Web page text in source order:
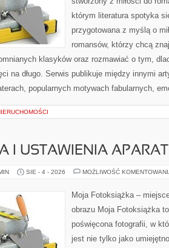
którym literatura spotyka
przygotowana z myślą o
romansów, którzy chcą
klasyków oraz rozmawiać o tym,
na długo. Serwis publikuje między innymi
popularnych motywach fabularnych,
I USTAWIENIA
SIE - 4 - 2026 MOŻLIWOŚĆ
Moja Fotoksiążka –
obrazu Moja Fotoksiążka
poświęcona fotografii, w
jest nie tylko jako